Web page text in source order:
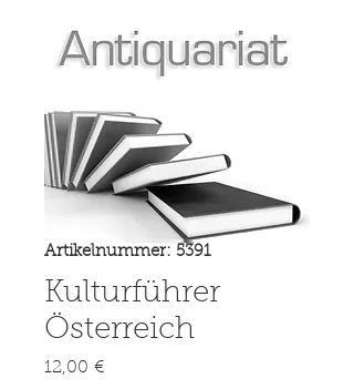
Artikelnummer: 5391
Kulturführer
Österreich
12,00 €Preis